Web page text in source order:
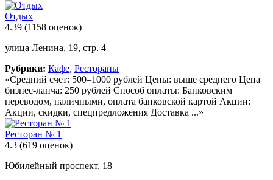
Отдых
4.39 (1158 оценок)
улица Ленина, 19, стр. 4
Рубрики: Кафе, Рестораны
«Средний счет: 500–1000 рублей Цены: выше среднего Цена
бизнес-ланча: 250 рублей Способ оплаты: Банковским
переводом, наличными, оплата банковской картой Акции:
Акции, скидки, спецпредложения Доставка ...»
Ресторан № 1
4.3 (619 оценок)
Юбилейный проспект, 18